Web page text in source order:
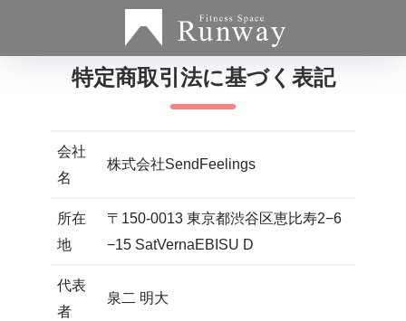
特定商取引法に基づく表記
会社
名
株式会社SendFeelings
所在
地
〒150-0013 東京都渋谷区恵比寿2−6
−15 SatVernaEBISU D
代表
者
泉二 明大